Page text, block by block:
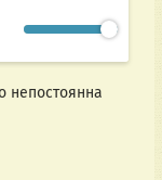
непостоянна